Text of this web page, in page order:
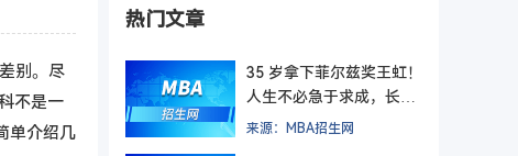
别。尽
不是一
单介绍几
热门文章
35 岁拿下菲尔兹奖王虹！
人生不必急于求成，长期
主义终有回响
来源：MBA招生网